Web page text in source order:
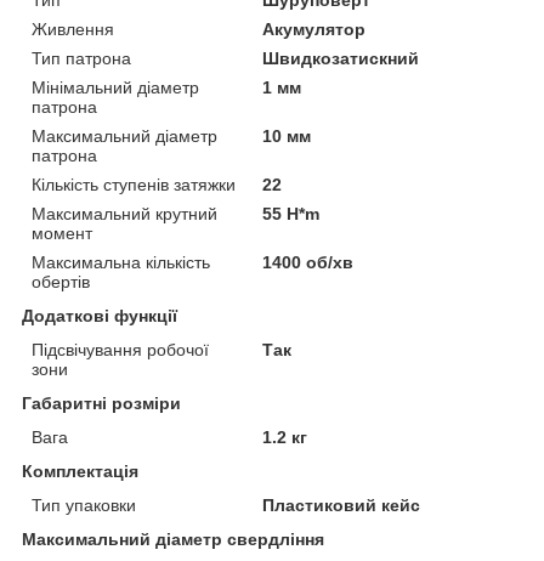
Живлення
Акумулятор
Тип патрона
Швидкозатискний
Мінімальний діаметр
патрона
1 мм
Максимальний діаметр
патрона
10 мм
Кількість ступенів затяжки
22
Максимальний крутний
момент
55 H*m
Максимальна кількість
обертів
1400 об/хв
Додаткові функції
Підсвічування робочої
зони
Так
Габаритні розміри
Вага
1.2 кг
Комплектація
Тип упаковки
Пластиковий кейс
Максимальний діаметр свердління